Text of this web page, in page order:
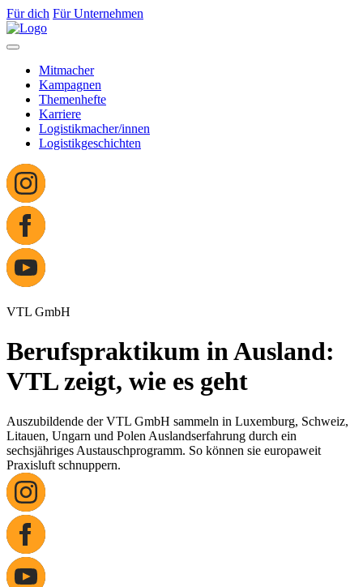
Für dich Für Unternehmen
Mitmacher
Kampagnen
Themenhefte
Karriere
Logistikmacher/innen
Logistikgeschichten
VTL GmbH
Berufspraktikum in Ausland:
VTL zeigt, wie es geht
Auszubildende der VTL GmbH sammeln in Luxemburg, Schweiz,
Litauen, Ungarn und Polen Auslandserfahrung durch ein
sechsjähriges Austauschprogramm. So können sie europaweit
Praxisluft schnuppern.